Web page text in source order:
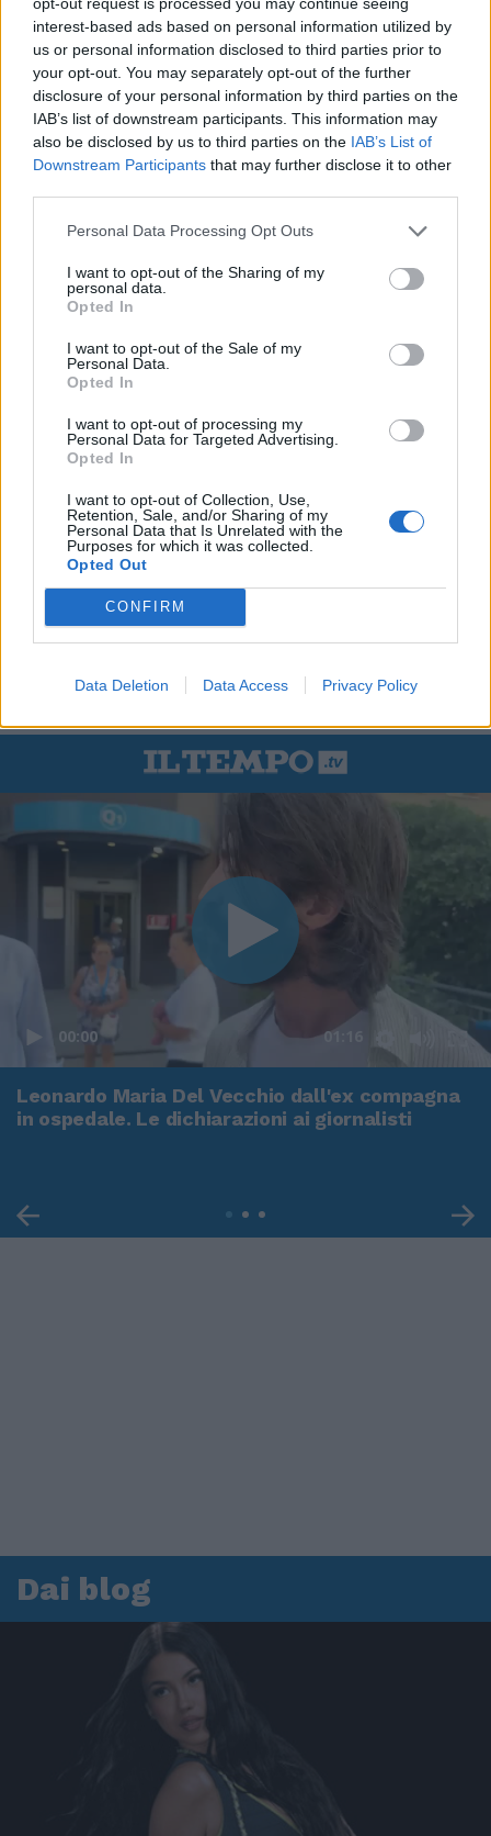
interest-based ads based on personal information utilized by
us or personal information disclosed to third parties prior to
your opt-out. You may separately opt-out of the further
disclosure of your personal information by third parties on the
IAB’s list of downstream participants. This information may
also be disclosed by us to third parties on the IAB’s List of
Downstream Participants that may further disclose it to other
Personal Data Processing Opt Outs
I want to opt-out of the Sharing of my
personal data.
Opted In
I want to opt-out of the Sale of my
Personal Data.
Opted In
I want to opt-out of processing my
Personal Data for Targeted Advertising.
Opted In
I want to opt-out of Collection, Use,
Retention, Sale, and/or Sharing of my
Personal Data that Is Unrelated with the
Purposes for which it was collected.
Opted Out
CONFIRM
Data Deletion Data Access Privacy Policy
00:00 01:16
Leonardo Maria Del Vecchio dall'ex compagna
in ospedale. Le dichiarazioni ai giornalisti
Dai blog